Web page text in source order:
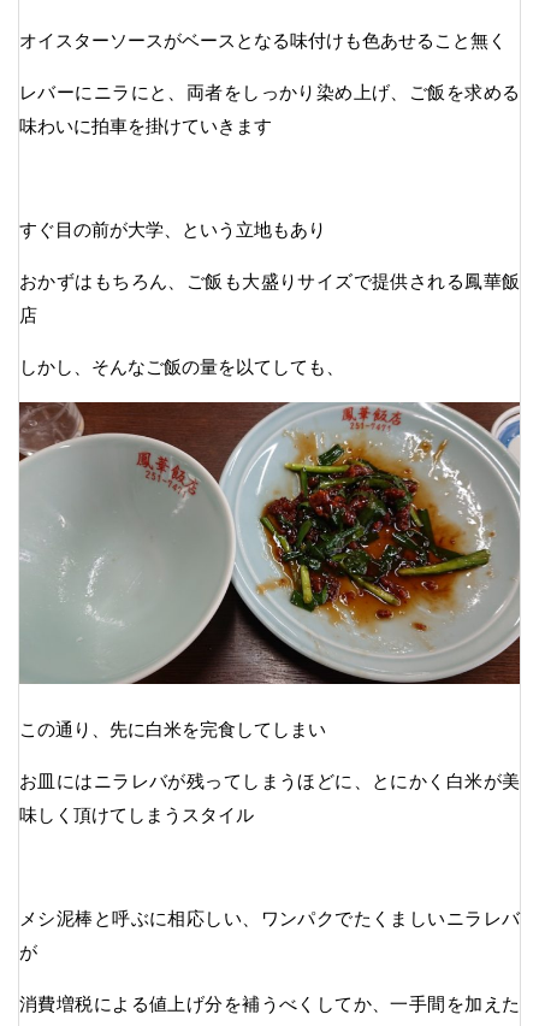
オイスターソースがベースとなる味付けも色あせること無く
レバーにニラにと、両者をしっかり染め上げ、ご飯を求める
味わいに拍車を掛けていきます
すぐ目の前が大学、という立地もあり
おかずはもちろん、ご飯も大盛りサイズで提供される鳳華飯
店
しかし、そんなご飯の量を以てしても、
この通り、先に白米を完食してしまい
お皿にはニラレバが残ってしまうほどに、とにかく白米が美
味しく頂けてしまうスタイル
メシ泥棒と呼ぶに相応しい、ワンパクでたくましいニラレバ
が
消費増税による値上げ分を補うべくしてか、一手間を加えた